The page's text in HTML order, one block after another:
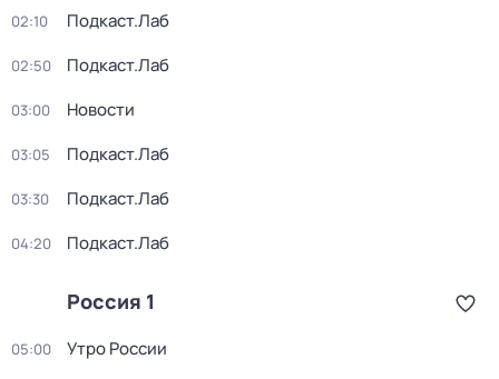
02:10 Подкаст.Лаб
02:50 Подкаст.Лаб
03:00 Новости
03:05 Подкаст.Лаб
03:30 Подкаст.Лаб
04:20 Подкаст.Лаб
Россия 1
05:00 Утро России